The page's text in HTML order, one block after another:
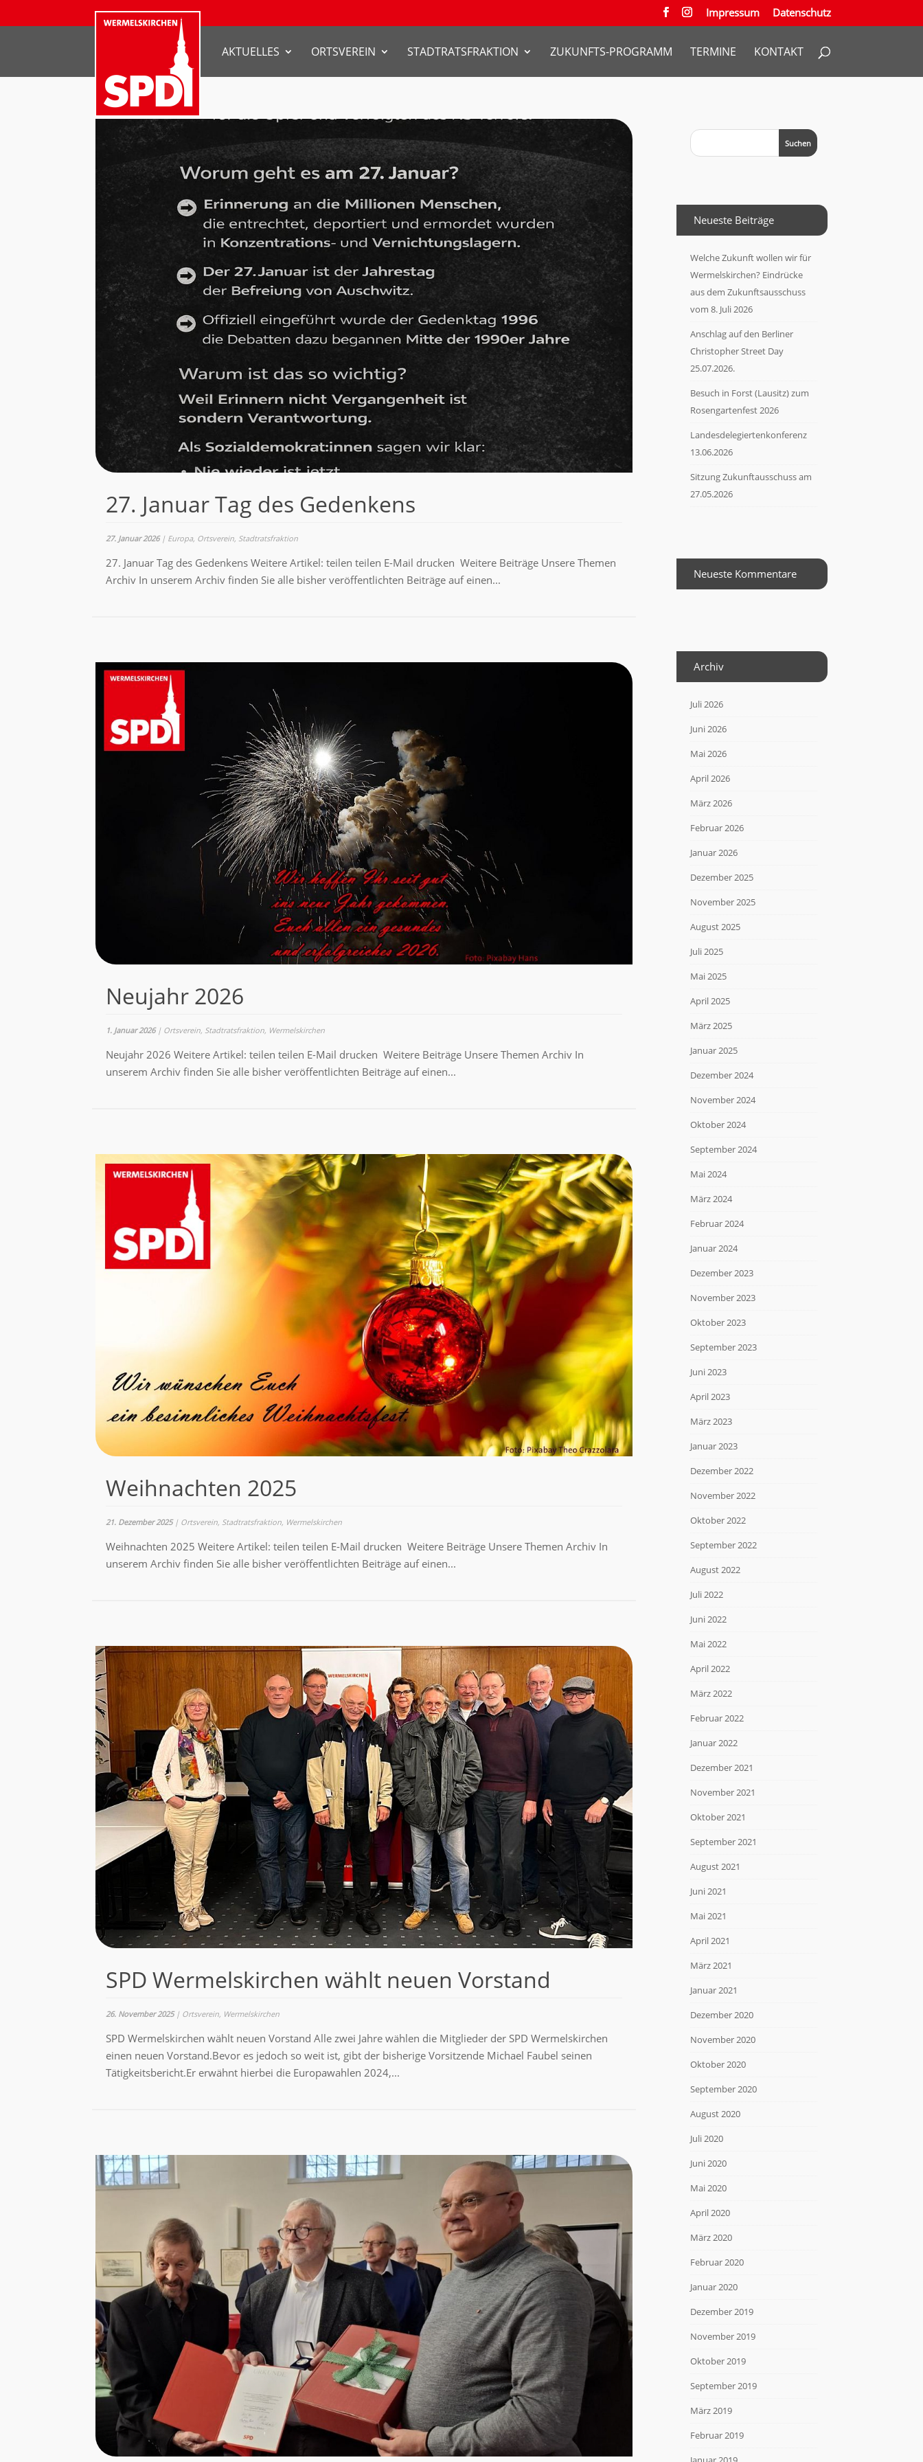
Impressum Datenschutz
AKTUELLES ORTSVEREIN STADTRATSFRAKTION ZUKUNFTS-PROGRAMM TERMINE KONTAKT
27. Januar Tag des Gedenkens
27. Januar 2026| Europa, Ortsverein, Stadtratsfraktion
27. Januar Tag des Gedenkens Weitere Artikel: teilen teilen E-Mail drucken Weitere Beiträge Unsere Themen
Archiv In unserem Archiv finden Sie alle bisher veröffentlichten Beiträge auf einen...
Neujahr 2026
1. Januar 2026| Ortsverein, Stadtratsfraktion, Wermelskirchen
Neujahr 2026 Weitere Artikel: teilen teilen E-Mail drucken Weitere Beiträge Unsere Themen Archiv In
unserem Archiv finden Sie alle bisher veröffentlichten Beiträge auf einen...
Weihnachten 2025
21. Dezember 2025| Ortsverein, Stadtratsfraktion, Wermelskirchen
Weihnachten 2025 Weitere Artikel: teilen teilen E-Mail drucken Weitere Beiträge Unsere Themen Archiv In
unserem Archiv finden Sie alle bisher veröffentlichten Beiträge auf einen...
SPD Wermelskirchen wählt neuen Vorstand
26. November 2025| Ortsverein Wermelskirchen
SPD Wermelskirchen wählt neuen Vorstand Alle zwei Jahre wählen die Mitglieder der SPD Wermelskirchen
einen neuen Vorstand.Bevor es jedoch so weit ist, gibt der bisherige Vorsitzende Michael Faubel seinen
Tätigkeitsbericht.Er erwähnt hierbei die Europawahlen 2024,...
Neueste Beiträge
Welche Zukunft wollen wir für
Wermelskirchen? Eindrücke
aus dem Zukunftsausschuss
vom 8. Juli 2026
Anschlag auf den Berliner
Christopher Street Day
25.07.2026.
Besuch in Forst (Lausitz) zum
Rosengartenfest 2026
Landesdelegiertenkonferenz
13.06.2026
Sitzung Zukunftausschuss am
27.05.2026
Neueste Kommentare
Archiv
Juli 2026
Juni 2026
Mai 2026
April 2026
März 2026
Februar 2026
Januar 2026
Dezember 2025
November 2025
August 2025
Juli 2025
Mai 2025
April 2025
März 2025
Januar 2025
Dezember 2024
November 2024
Oktober 2024
September 2024
Mai 2024
März 2024
Februar 2024
Januar 2024
Dezember 2023
November 2023
Oktober 2023
September 2023
Juni 2023
April 2023
März 2023
Januar 2023
Dezember 2022
November 2022
Oktober 2022
September 2022
August 2022
Juli 2022
Juni 2022
Mai 2022
April 2022
März 2022
Februar 2022
Januar 2022
Dezember 2021
November 2021
Oktober 2021
September 2021
August 2021
Juni 2021
Mai 2021
April 2021
März 2021
Januar 2021
Dezember 2020
November 2020
Oktober 2020
September 2020
August 2020
Juli 2020
Juni 2020
Mai 2020
April 2020
März 2020
Februar 2020
Januar 2020
Dezember 2019
November 2019
Oktober 2019
September 2019
März 2019
Februar 2019